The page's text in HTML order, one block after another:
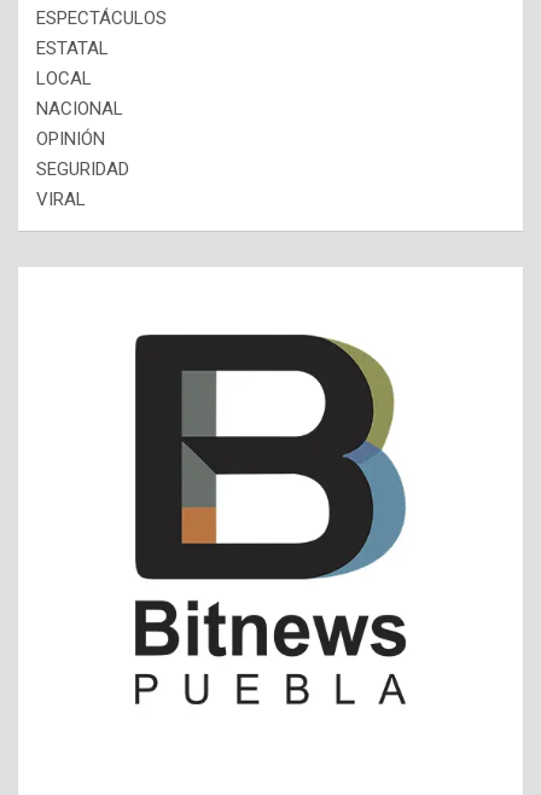
ESPECTÁCULOS
ESTATAL
LOCAL
NACIONAL
OPINIÓN
SEGURIDAD
VIRAL